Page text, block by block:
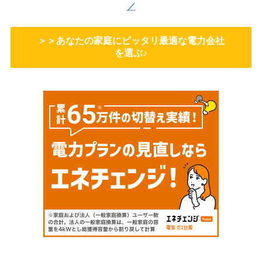
／
＞＞あなたの家庭にピッタリ最適な電力会社
を選ぶ♪